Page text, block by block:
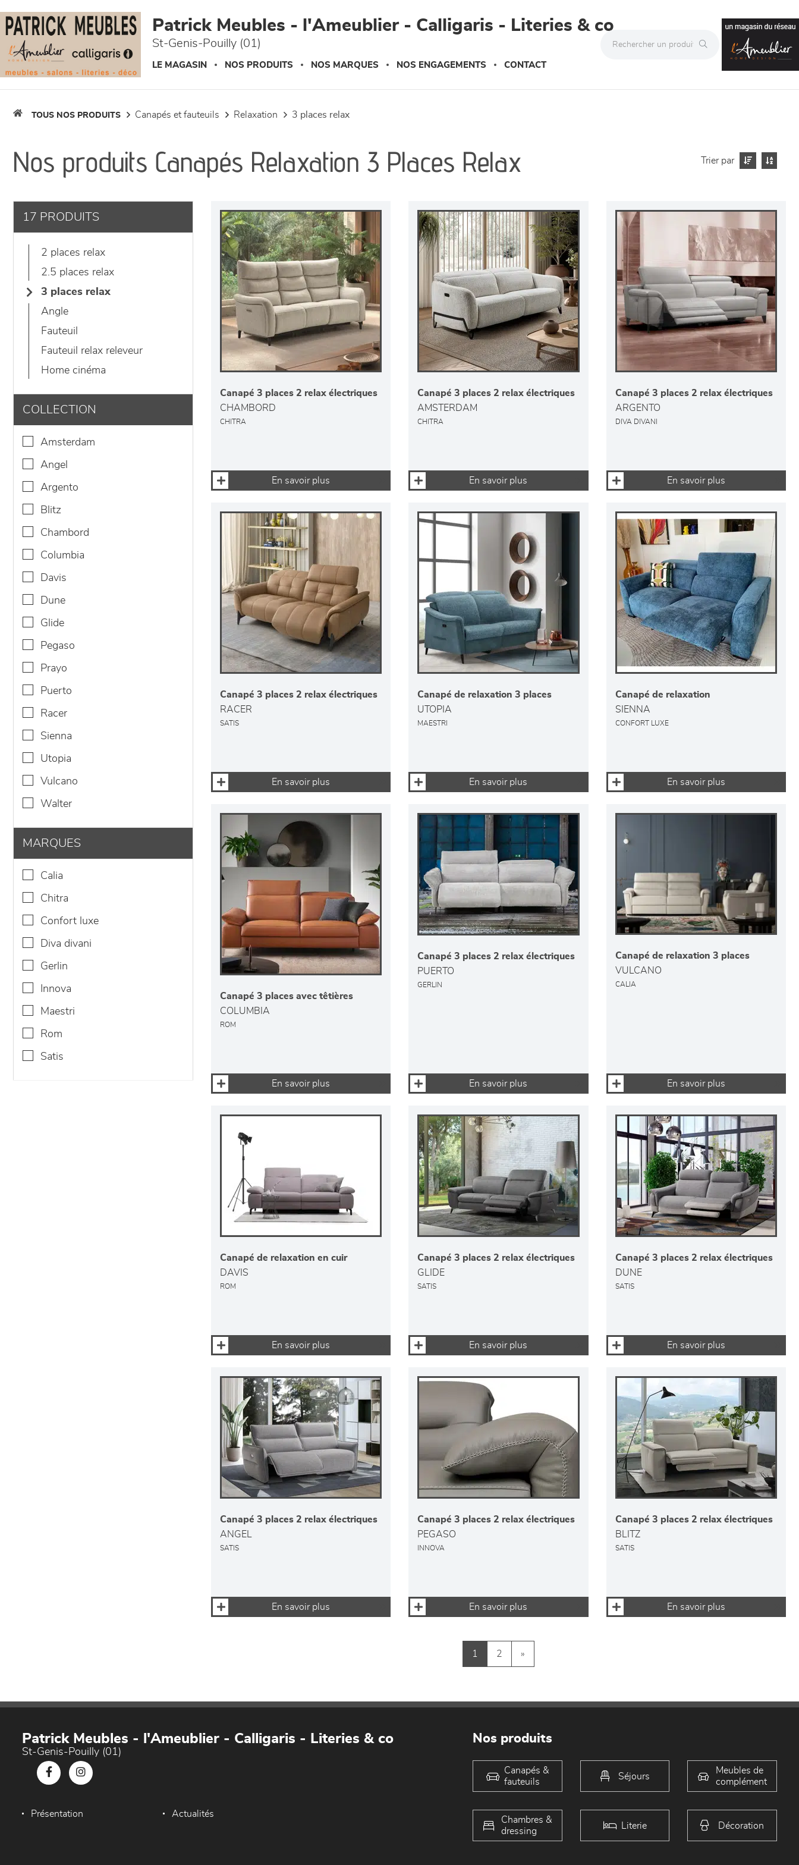
Patrick Meubles - l'Ameublier - Calligaris - Literies & co
St-Genis-Pouilly (01)
LE MAGASIN NOS PRODUITS NOS MARQUES NOS ENGAGEMENTS CONTACT
TOUS NOS PRODUITS canapés et fauteuils relaxation 3 places relax
Nos produits Canapés Relaxation 3 Places Relax Trier par
17 PRODUITS
2 places relax
2.5 places relax
3 places relax
angle
fauteuil
fauteuil relax releveur
home cinéma
COLLECTION
amsterdam
angel
argento
blitz
chambord
columbia
davis
dune
glide
pegaso
prayo
puerto
racer
sienna
utopia
vulcano
walter
MARQUES
calia
chitra
confort luxe
diva divani
gerlin
innova
maestri
rom
satis
Canapé 3 places 2 relax électriques
CHAMBORD
CHITRA
En savoir plus
Canapé 3 places 2 relax électriques
AMSTERDAM
CHITRA
En savoir plus
Canapé 3 places 2 relax électriques
ARGENTO
DIVA DIVANI
En savoir plus
Canapé 3 places 2 relax électriques
RACER
SATIS
En savoir plus
Canapé de relaxation 3 places
UTOPIA
MAESTRI
En savoir plus
Canapé de relaxation
SIENNA
CONFORT LUXE
En savoir plus
Canapé 3 places avec têtières
COLUMBIA
ROM
En savoir plus
Canapé 3 places 2 relax électriques
PUERTO
GERLIN
En savoir plus
Canapé de relaxation 3 places
VULCANO
CALIA
En savoir plus
Canapé de relaxation en cuir
DAVIS
ROM
En savoir plus
Canapé 3 places 2 relax électriques
GLIDE
SATIS
En savoir plus
Canapé 3 places 2 relax électriques
DUNE
SATIS
En savoir plus
Canapé 3 places 2 relax électriques
ANGEL
SATIS
En savoir plus
Canapé 3 places 2 relax électriques
PEGASO
INNOVA
En savoir plus
Canapé 3 places 2 relax électriques
BLITZ
SATIS
En savoir plus
1 2 »
Patrick Meubles - l'Ameublier - Calligaris - Literies & co
St-Genis-Pouilly (01)
Présentation Actualités
Nos produits
Canapés &
fauteuils
Séjours
Meubles de
complément
Chambres &
dressing
Literie Décoration